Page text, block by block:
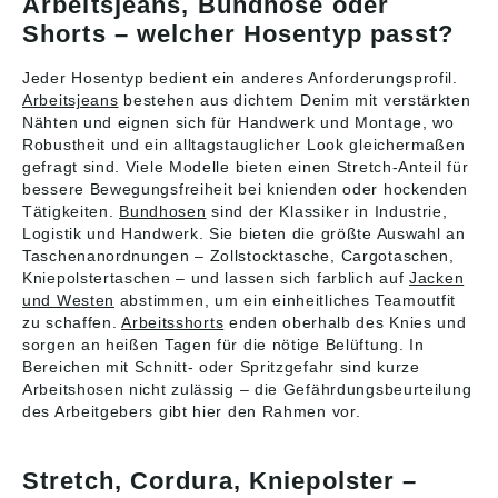
sindZweifache
Kappnähte an den
Beinen und im
TailleHosenbeine sind
ergonomisch
geformtGürtelschlaufe
nHosenschlitz mit
ReißverschlussVorder
taschenGesäßtaschen
Schenkeltasche mit
Handy-Tasche, Patte
und verdecktem
Druckknopf und
integriertem ID-
KartenhalterID-
Kartenhalter ist
abnehmbarZollstockta
sche aus CORDURA®
Gewebe mit extra
TaschenSuper
strapazierfähigem,
(1000 D)Einfache,
BundHosenbeine sind
ergonomisch
geformtGürtelschlaufe
mit
ReißverschlussWerkz
eugschlaufe am
BundGeräumige
Vordertaschen - eine
davon mit leicht
zugänglicher Handy-
TascheGesäßtaschen,
verstärktHammerschla
ufe,
verstellbarSchenkelta
sche mit Handy-
Tasche, Patte und
verdeckten
DruckknöpfenZollstoc
ktasche,
verstärktStifttascheKn
höhenregulierbar und
Shorts – welcher Hosentyp passt?
Jeder Hosentyp bedient ein anderes Anforderungsprofil.
Arbeitsjeans bestehen aus dichtem Denim mit verstärkten
Nähten und eignen sich für Handwerk und Montage, wo
Robustheit und ein alltagstauglicher Look gleichermaßen
gefragt sind. Viele Modelle bieten einen Stretch-Anteil für
bessere Bewegungsfreiheit bei knienden oder hockenden
Tätigkeiten. Bundhosen sind der Klassiker in Industrie,
Logistik und Handwerk. Sie bieten die größte Auswahl an
Taschenanordnungen – Zollstocktasche, Cargotaschen,
Kniepolstertaschen – und lassen sich farblich aufJacken
und Westen abstimmen, um ein einheitliches Teamoutfit
zu schaffen.Arbeitsshorts enden oberhalb des Knies und
sorgen an heißen Tagen für die nötige Belüftung. In
Bereichen mit Schnitt- oder Spritzgefahr sind kurze
Arbeitshosen nicht zulässig – die Gefährdungsbeurteilung
des Arbeitgebers gibt hier den Rahmen vor.
Stretch, Cordura, Kniepolster –